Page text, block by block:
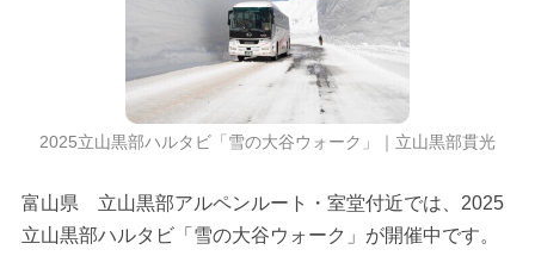
2025立山黒部ハルタビ「雪の大谷ウォーク」｜立山黒部貫光
富山県 立山黒部アルペンルート・室堂付近では、2025
立山黒部ハルタビ「雪の大谷ウォーク」が開催中です。